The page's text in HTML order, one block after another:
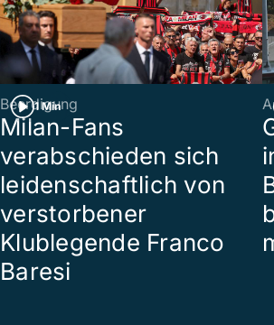
1 Min
Beerdigung
Milan-Fans
verabschieden sich
leidenschaftlich von
verstorbener
Klublegende Franco
Baresi